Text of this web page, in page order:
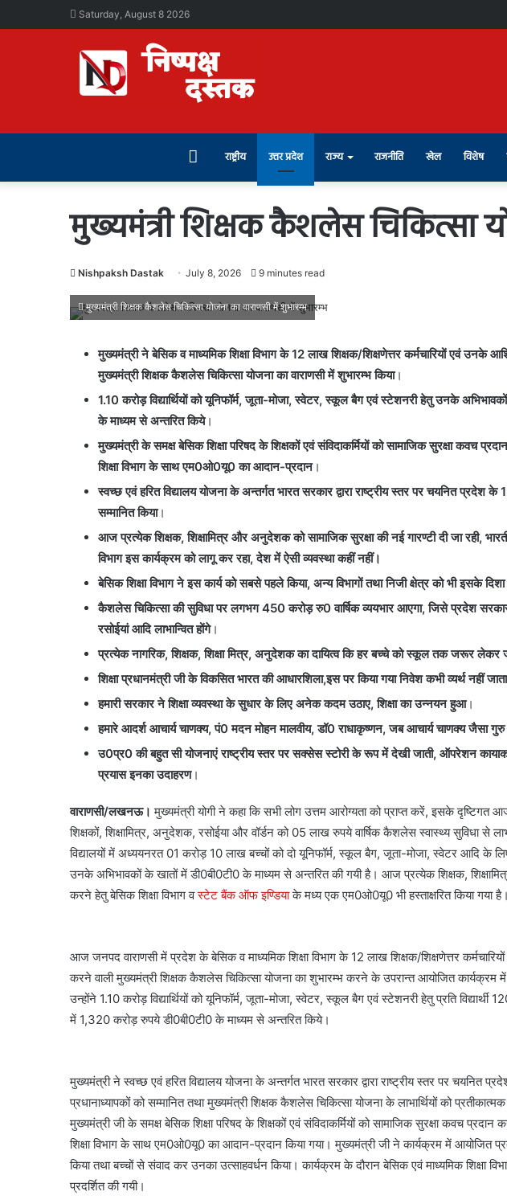
Saturday, August 8 2026
राष्ट्रीय उत्तर प्रदेश राज्य राजनीति खेल विशेष
मुख्यमंत्री शिक्षक कैशलेस चिकित्सा
Nishpaksh Dastak July 8, 2026 9 minutes read
मुख्यमंत्री शिक्षक कैशलेस चिकित्सा योजना का वाराणसी में शुभारम्भ
मुख्यमंत्री ने बेसिक व माध्यमिक शिक्षा विभाग के 12 लाख शिक्षक/शिक्षणेत्तर कर्मचारियों एवं उनके
मुख्यमंत्री शिक्षक कैशलेस चिकित्सा योजना का वाराणसी में शुभारम्भ किया।
1.10 करोड़ विद्यार्थियों को यूनिफॉर्म, जूता-मोजा, स्वेटर, स्कूल बैग एवं स्टेशनरी हेतु उनके
के माध्यम से अन्तरित किये।
मुख्यमंत्री के समक्ष बेसिक शिक्षा परिषद के शिक्षकों एवं संविदाकर्मियों को सामाजिक सुरक्षा कवच
शिक्षा विभाग के साथ एम0ओ0यू0 का आदान-प्रदान।
स्वच्छ एवं हरित विद्यालय योजना के अन्तर्गत भारत सरकार द्वारा राष्ट्रीय स्तर पर चयनित प्रदेश के 12
सम्मानित किया।
आज प्रत्येक शिक्षक, शिक्षामित्र और अनुदेशक को सामाजिक सुरक्षा की नई गारण्टी दी जा रही,
विभाग इस कार्यक्रम को लागू कर रहा, देश में ऐसी व्यवस्था कहीं नहीं।
बेसिक शिक्षा विभाग ने इस कार्य को सबसे पहले किया, अन्य विभागों तथा निजी क्षेत्र को भी इसके
कैशलेस चिकित्सा की सुविधा पर लगभग 450 करोड़ रु0 वार्षिक व्ययभार आएगा, जिसे प्रदेश
रसोईयां आदि लाभान्वित होंगे।
प्रत्येक नागरिक, शिक्षक, शिक्षा मित्र, अनुदेशक का दायित्व कि हर बच्चे को स्कूल तक जरूर लेकर
शिक्षा प्रधानमंत्री जी के विकसित भारत की आधारशिला,इस पर किया गया निवेश कभी व्यर्थ नहीं जाता
हमारी सरकार ने शिक्षा व्यवस्था के सुधार के लिए अनेक कदम उठाए, शिक्षा का उन्नयन हुआ।
हमारे आदर्श आचार्य चाणक्य, पं0 मदन मोहन मालवीय, डॉ0 राधाकृष्णन, जब आचार्य चाणक्य जैसा गुरु
उ0प्र0 की बहुत सी योजनाएं राष्ट्रीय स्तर पर सक्सेस स्टोरी के रूप में देखी जाती, ऑपरेशन
प्रयास इनका उदाहरण।
वाराणसी/लखनऊ। मुख्यमंत्री योगी ने कहा कि सभी लोग उत्तम आरोग्यता को प्राप्त करें, इसके
शिक्षकों, शिक्षामित्र, अनुदेशक, रसोईया और वॉर्डन को 05 लाख रुपये वार्षिक कैशलेस स्वास्थ्य सुविधा से
विद्यालयों में अध्ययनरत 01 करोड़ 10 लाख बच्चों को दो यूनिफॉर्म, स्कूल बैग, जूता-मोजा, स्वेटर आदि के
उनके अभिभावकों के खातों में डी0बी0टी0 के माध्यम से अन्तरित की गयी है। आज प्रत्येक शिक्षक,
करने हेतु बेसिक शिक्षा विभाग वस्टेट बैंक ऑफ इण्डियाके मध्य एक एम0ओ0यू0 भी हस्ताक्षरित किया गया है।
आज जनपद वाराणसी में प्रदेश के बेसिक व माध्यमिक शिक्षा विभाग के 12 लाख शिक्षक/शिक्षणेत्तर
करने वाली मुख्यमंत्री शिक्षक कैशलेस चिकित्सा योजना का शुभारम्भ करने के उपरान्त आयोजित
उन्होंने 1.10 करोड़ विद्यार्थियों को यूनिफॉर्म, जूता-मोजा, स्वेटर, स्कूल बैग एवं स्टेशनरी हेतु प्रति
में 1,320 करोड़ रुपये डी0बी0टी0 के माध्यम से अन्तरित किये।
मुख्यमंत्री ने स्वच्छ एवं हरित विद्यालय योजना के अन्तर्गत भारत सरकार द्वारा राष्ट्रीय स्तर पर चयनित
प्रधानाध्यापकों को सम्मानित तथा मुख्यमंत्री शिक्षक कैशलेस चिकित्सा योजना के लाभार्थियों को
मुख्यमंत्री जी के समक्ष बेसिक शिक्षा परिषद के शिक्षकों एवं संविदाकर्मियों को सामाजिक सुरक्षा कवच
शिक्षा विभाग के साथ एम0ओ0यू0 का आदान-प्रदान किया गया। मुख्यमंत्री जी ने कार्यक्रम में आयोजित
किया तथा बच्चों से संवाद कर उनका उत्साहवर्धन किया। कार्यक्रम के दौरान बेसिक एवं माध्यमिक शिक्षा
प्रदर्शित की गयी।